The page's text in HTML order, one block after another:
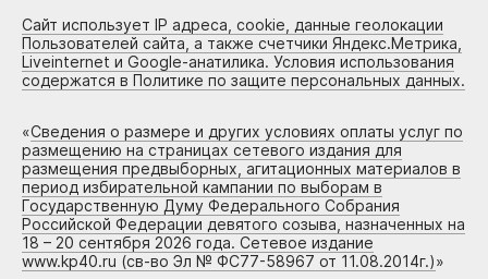
Сайт использует IP адреса, cookie, данные геолокации
Пользователей сайта, а также счетчики Яндекс.Метрика,
Liveinternet и Google-анатилика. Условия использования
содержатся в Политике по защите персональных данных.
«Сведения о размере и других условиях оплаты услуг по
размещению на страницах сетевого издания для
размещения предвыборных, агитационных материалов в
период избирательной кампании по выборам в
Государственную Думу Федерального Собрания
Российской Федерации девятого созыва, назначенных на
18 – 20 сентября 2026 года. Сетевое издание
www.kp40.ru (св-во Эл № ФС77-58967 от 11.08.2014г.)»